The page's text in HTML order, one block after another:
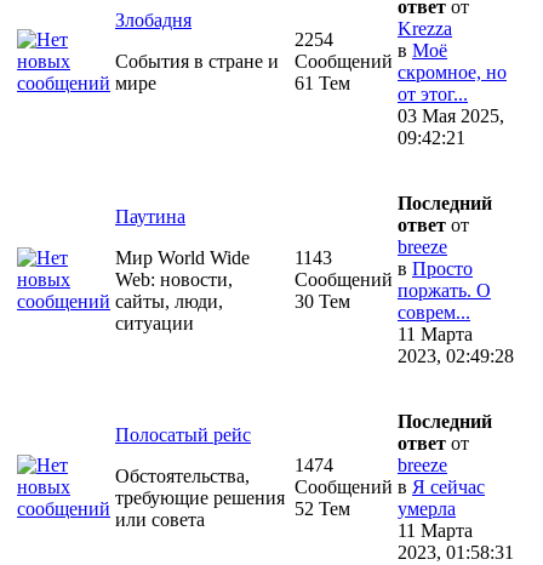
Злобадня
События в стране и
мире
2254
Сообщений
61 Тем
ответ от
Krezza
в Моё
скромное, но
от этог...
03 Мая 2025,
09:42:21
Паутина
Мир World Wide
Web: новости,
сайты, люди,
ситуации
1143
Сообщений
30 Тем
Последний
ответ от
breeze
в Просто
поржать. О
соврем...
11 Марта
2023, 02:49:28
Полосатый рейс
Обстоятельства,
требующие решения
или совета
1474
Сообщений
52 Тем
Последний
ответ от
breeze
в Я сейчас
умерла
11 Марта
2023, 01:58:31